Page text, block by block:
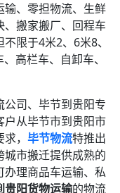
输、零担物流、生鲜
搬家搬厂、回程车
限于4米2、6米8、
高栏车、自卸车、
司、毕节到贵阳专
户从毕节市到贵阳市
， 毕节物流特推出
市搬迁提供成熟的
理商品车运输、私
贵阳货物运输的物流